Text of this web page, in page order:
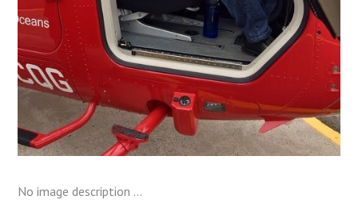
No image description ...